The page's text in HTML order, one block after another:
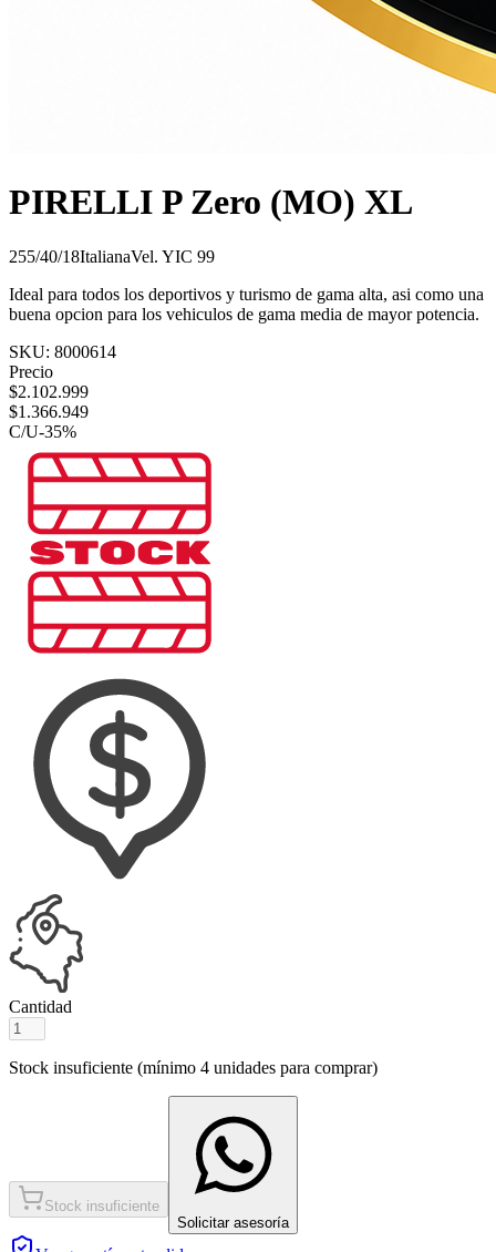
PIRELLI P Zero (MO) XL
255/40/18ItalianaVel. YIC 99
Ideal para todos los deportivos y turismo de gama alta, asi como una
buena opcion para los vehiculos de gama media de mayor potencia.
SKU: 8000614
Precio
$2.102.999
$1.366.949
C/U-35%
Cantidad
Stock insuficiente (mínimo 4 unidades para comprar)
Stock insuficiente
Solicitar asesoría